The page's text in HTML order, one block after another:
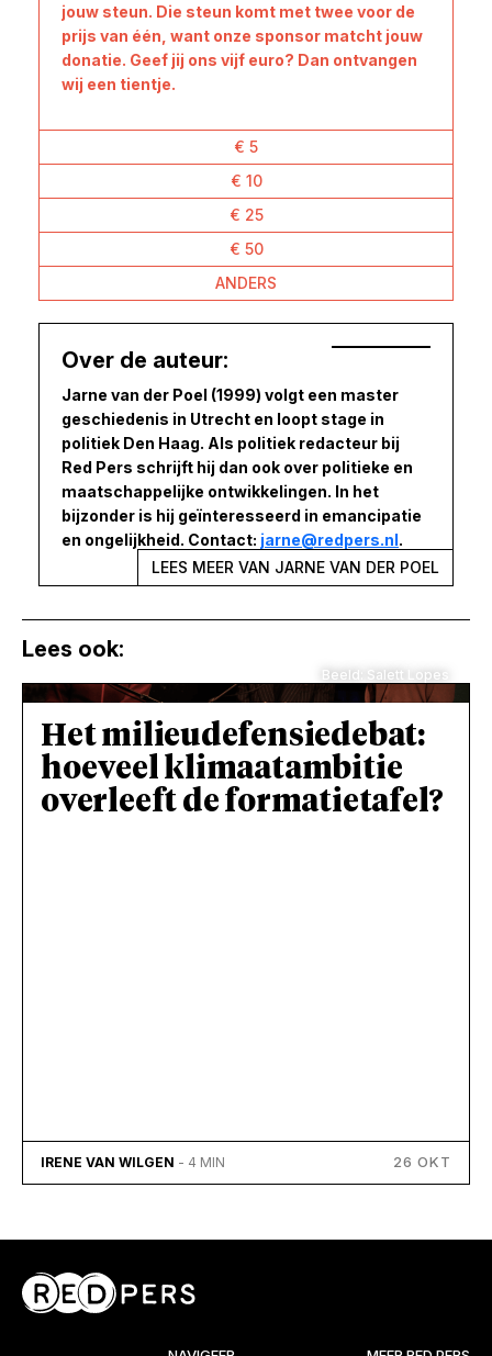
jouw steun. Die steun komt met twee voor de
prijs van één, want onze sponsor matcht jouw
donatie. Geef jij ons vijf euro? Dan ontvangen
wij een tientje.
€ 5
€ 10
€ 25
€ 50
ANDERS
Over de auteur:
Jarne van der Poel (1999) volgt een master
geschiedenis in Utrecht en loopt stage in
politiek Den Haag. Als politiek redacteur bij
Red Pers schrijft hij dan ook over politieke en
maatschappelijke ontwikkelingen. In het
bijzonder is hij geïnteresseerd in emancipatie
en ongelijkheid. Contact: jarne@redpers.nl.
LEES MEER VAN JARNE VAN DER POEL
Lees ook:
Beeld: Salett Lopes
Het milieudefensiedebat:
hoeveel klimaatambitie
overleeft de formatietafel?
IRENE VAN WILGEN - 4 MIN 26 OKT